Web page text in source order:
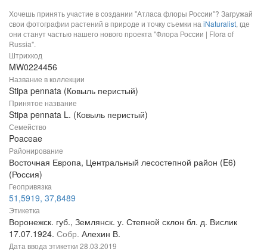
Хочешь принять участие в создании "Атласа флоры России"? Загружай
свои фотографии растений в природе и точку съемки наiNaturalist, где
они станут частью нашего нового проекта "Флора России | Flora of
Russia".
Штрихкод
MW0224456
Название в коллекции
Stipa pennata (Ковыль перистый)
Принятое название
Stipa pennata L. (Ковыль перистый)
Семейство
Poaceae
Районирование
Восточная Европа, Центральный лесостепной район (E6)
(Россия)
Геопривязка
51,5919, 37,8489
Этикетка
Воронежск. губ., Землянск. у. Степной склон бл. д. Вислик
17.07.1924. Собр. Алехин В.
Дата ввода этикетки 28.03.2019